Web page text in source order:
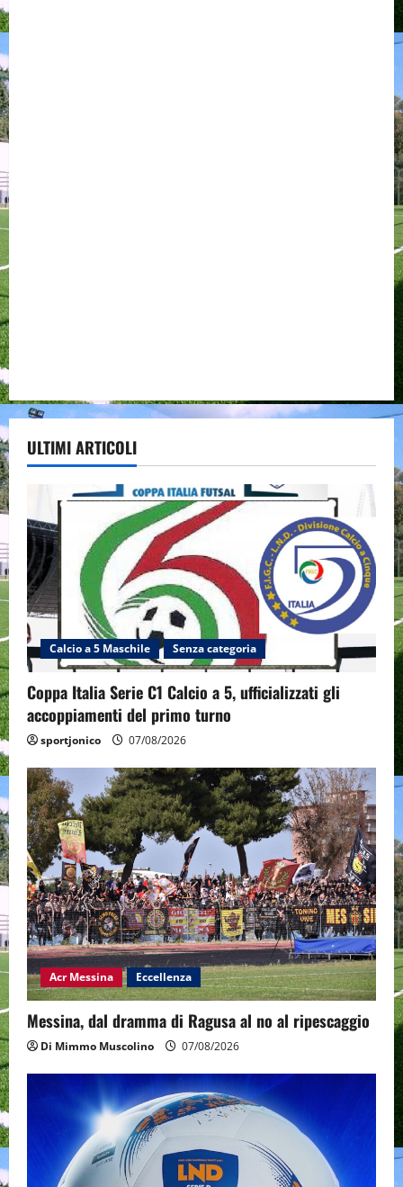
ULTIMI ARTICOLI
Calcio a 5 Maschile Senza categoria
Coppa Italia Serie C1 Calcio a 5, ufficializzati gli
accoppiamenti del primo turno
sportjonico 07/08/2026
Acr Messina Eccellenza
Messina, dal dramma di Ragusa al no al ripescaggio
Di Mimmo Muscolino 07/08/2026